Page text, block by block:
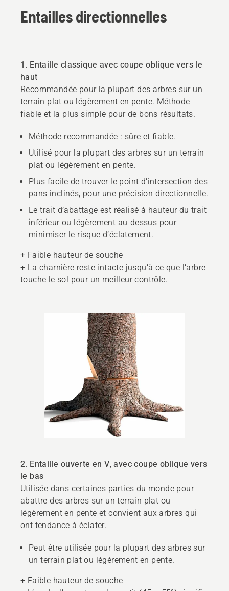
Entailles directionnelles
1. Entaille classique avec coupe oblique vers le
haut
Recommandée pour la plupart des arbres sur un
terrain plat ou légèrement en pente. Méthode
fiable et la plus simple pour de bons résultats.
Méthode recommandée : sûre et fiable.
Utilisé pour la plupart des arbres sur un terrain
plat ou légèrement en pente.
Plus facile de trouver le point d’intersection des
pans inclinés, pour une précision directionnelle.
Le trait d’abattage est réalisé à hauteur du trait
inférieur ou légèrement au-dessus pour
minimiser le risque d’éclatement.
+ Faible hauteur de souche
+ La charnière reste intacte jusqu’à ce que l’arbre
touche le sol pour un meilleur contrôle.
2. Entaille ouverte en V, avec coupe oblique vers
le bas
Utilisée dans certaines parties du monde pour
abattre des arbres sur un terrain plat ou
légèrement en pente et convient aux arbres qui
ont tendance à éclater.
Peut être utilisée pour la plupart des arbres sur
un terrain plat ou légèrement en pente.
+ Faible hauteur de souche